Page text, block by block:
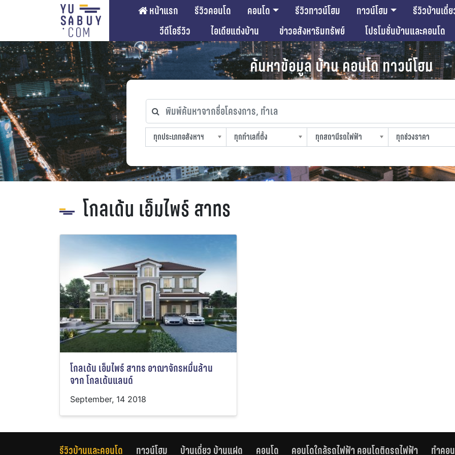
หน้าแรก รีวิวคอนโด คอนโด รีวิวทาวน์โฮม ทาวน์โฮม รีวิวบ้านเดี่
วีดีโอรีวิว
ไอเดียแต่งบ้าน ข่าวอสังหาริมทรัพย์ โปรโมชั่นบ้านและคอนโด
ค้นหาข้อมูล บ้าน คอนโด ทาวน์โฮม
พิมพ์ค้นหาจากชื่อโครงการ, ทำเล
ทุกประเภทอสังหาฯ
ทุกประเภทอสังหาฯ
ทุกทำเลที่ตั้ง
ทุกทำเลที่ตั้ง
ทุกสถานีรถไฟฟ้า
ทุกสถานีรถไฟฟ้า
ทุกช่วงราคา
ทุกช่วงราคา
โกลเด้น เอ็มไพร์ สาทร
โกลเด้น เอ็มไพร์ สาทร อาณาจักรหมื่นล้าน
จาก โกลเด้นแลนด์
September, 14 2018
รีวิวบ้านและคอนโด ทาวน์โฮม บ้านเดี่ยว บ้านแฝด คอนโด คอนโดใกล้รถไฟฟ้า คอนโดติดรถไฟฟ้า ทำคอ